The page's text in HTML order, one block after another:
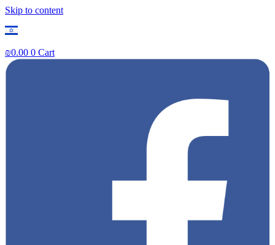
Skip to content
₪0.00 0 Cart